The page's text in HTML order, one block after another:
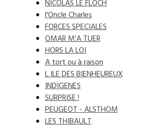
NICOLAS LE FLOCH
l'Oncle Charles
FORCES SPECIALES
OMAR M'A TUER
HORS LA LOI
A tort ou à raison
L ILE DES BIENHEUREUX
INDIGENES
SURPRISE !
PEUGEOT - ALSTHOM
LES THIBAULT